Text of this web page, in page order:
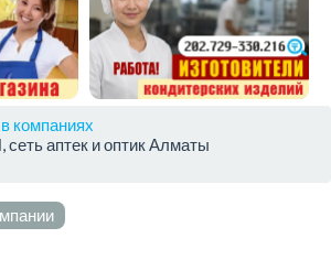
компаниях
сеть аптек и оптик Алматы